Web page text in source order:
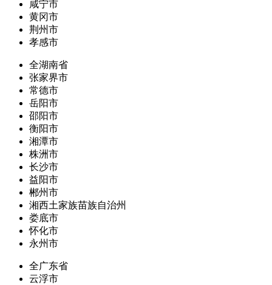
咸宁市
黄冈市
荆州市
孝感市
全湖南省
张家界市
常德市
岳阳市
邵阳市
衡阳市
湘潭市
株洲市
长沙市
益阳市
郴州市
湘西土家族苗族自治州
娄底市
怀化市
永州市
全广东省
云浮市